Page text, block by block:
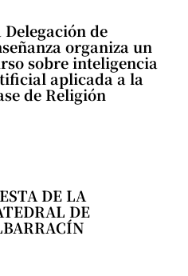
Delegación de
organiza un
sobre inteligencia
aplicada a la
de Religión
DE LA
DE